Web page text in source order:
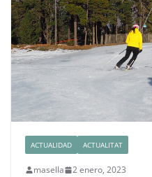
ACTUALIDAD ACTUALITAT
masella 2 enero, 2023